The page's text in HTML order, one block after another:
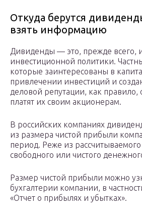
Откуда берутся
взять информацию
Дивиденды — это, прежде всего,
инвестиционной политики.
которые заинтересованы в
привлечении инвестиций и
деловой репутации, как правило,
платят их своим акционерам.
В российских компаниях
из размера чистой прибыли
период. Реже из
свободного или чистого
Размер чистой прибыли можно
бухгалтерии компании, в
«Отчет о прибылях и убытках».